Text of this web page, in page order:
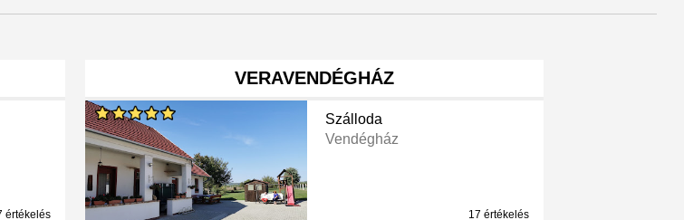
értékelés
VERAVENDÉGHÁZ
Szálloda
Vendégház
17 értékelés